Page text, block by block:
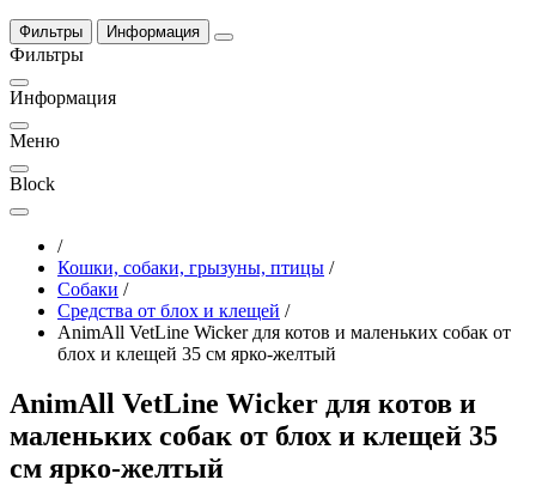
Фильтры Информация
Фильтры
Информация
Меню
Block
/
Кошки, собаки, грызуны, птицы /
Собаки /
Средства от блох и клещей /
AnimAll VetLine Wicker для котов и маленьких собак от
блох и клещей 35 см ярко-желтый
AnimAll VetLine Wicker для котов и
маленьких собак от блох и клещей 35
см ярко-желтый